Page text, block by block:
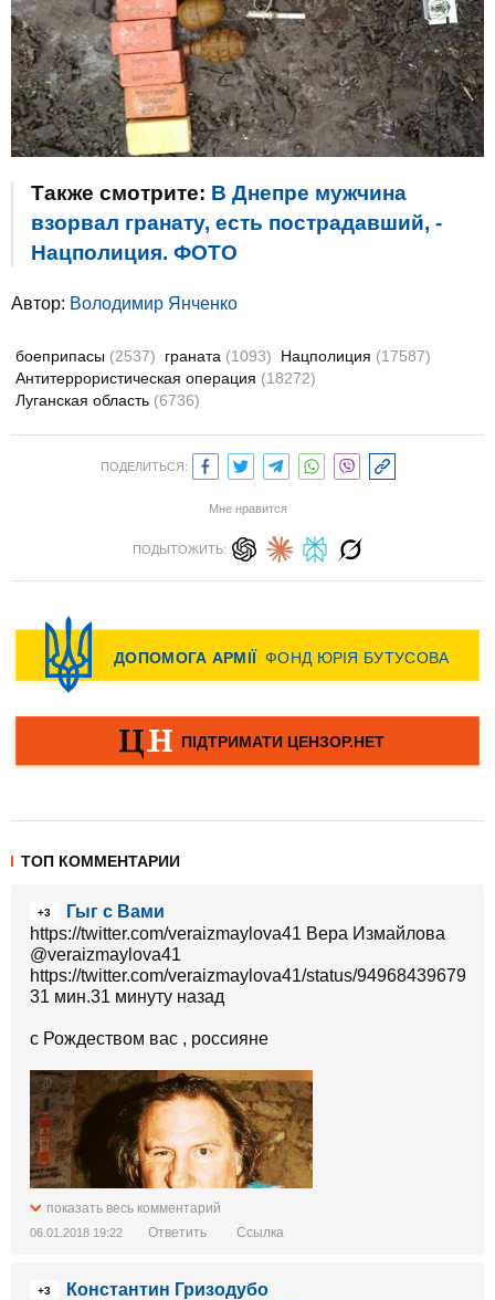
Также смотрите: В Днепре мужчина
взорвал гранату, есть пострадавший, -
Нацполиция. ФОТО
Автор: Володимир Янченко
боеприпасы (2537) граната (1093) Нацполиция (17587)
Антитеррористическая операция (18272)
Луганская область (6736)
ПОДЕЛИТЬСЯ:
Мне нравится
ПОДЫТОЖИТЬ:
ТОП КОММЕНТАРИИ
+3
Гыг с Вами
https://twitter.com/veraizmaylova41 Вера Измайлова‏
@veraizmaylova41
https://twitter.com/veraizmaylova41/status/
31 мин.31 минуту назад
с Рождеством вас , россияне
показать весь комментарий
06.01.2018 19:22 Ответить Ссылка
+3
Константин Гризодубо